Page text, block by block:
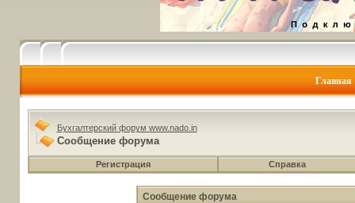
Главная
Бухгалтерский форум www.nado.in
Сообщение форума
Регистрация Справка
Сообщение форума